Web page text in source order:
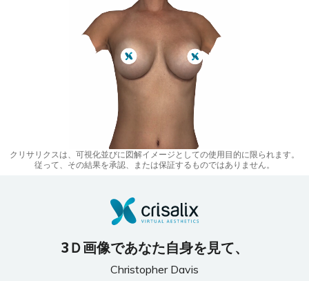
クリサリクスは、可視化並びに図解イメージとしての使用目的に限られます。
従って、その結果を承認、または保証するものではありません。
3Ｄ画像であなた自身を見て、
Christopher Davis